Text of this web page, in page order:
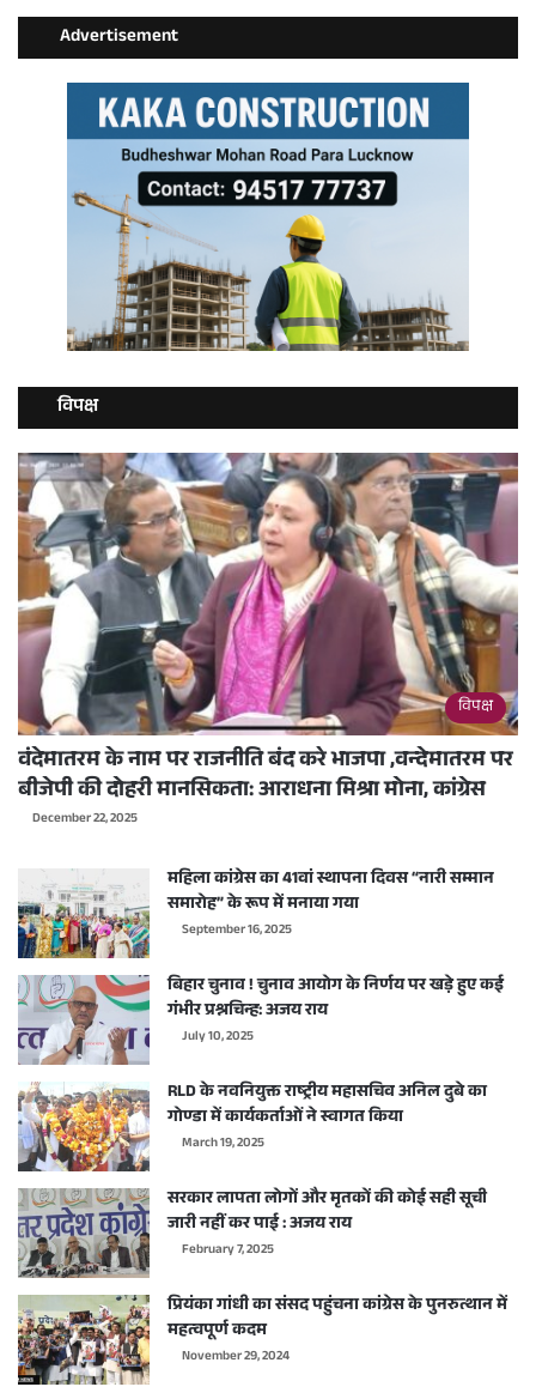
Advertisement
विपक्ष
विपक्ष
वंदेमातरम के नाम पर राजनीति बंद करे भाजपा ,वन्देमातरम पर
बीजेपी की दोहरी मानसिकता: आराधना मिश्रा मोना, कांग्रेस
December 22, 2025
महिला कांग्रेस का 41वां स्थापना दिवस “नारी सम्मान
समारोह” के रूप में मनाया गया
September 16, 2025
बिहार चुनाव ! चुनाव आयोग के निर्णय पर खड़े हुए कई
गंभीर प्रश्नचिन्ह: अजय राय
July 10, 2025
RLD के नवनियुक्त राष्ट्रीय महासचिव अनिल दुबे का
गोण्डा में कार्यकर्ताओं ने स्वागत किया
March 19, 2025
सरकार लापता लोगों और मृतकों की कोई सही सूची
जारी नहीं कर पाई : अजय राय
February 7, 2025
प्रियंका गांधी का संसद पहुंचना कांग्रेस के पुनरुत्थान में
महत्वपूर्ण कदम
November 29, 2024